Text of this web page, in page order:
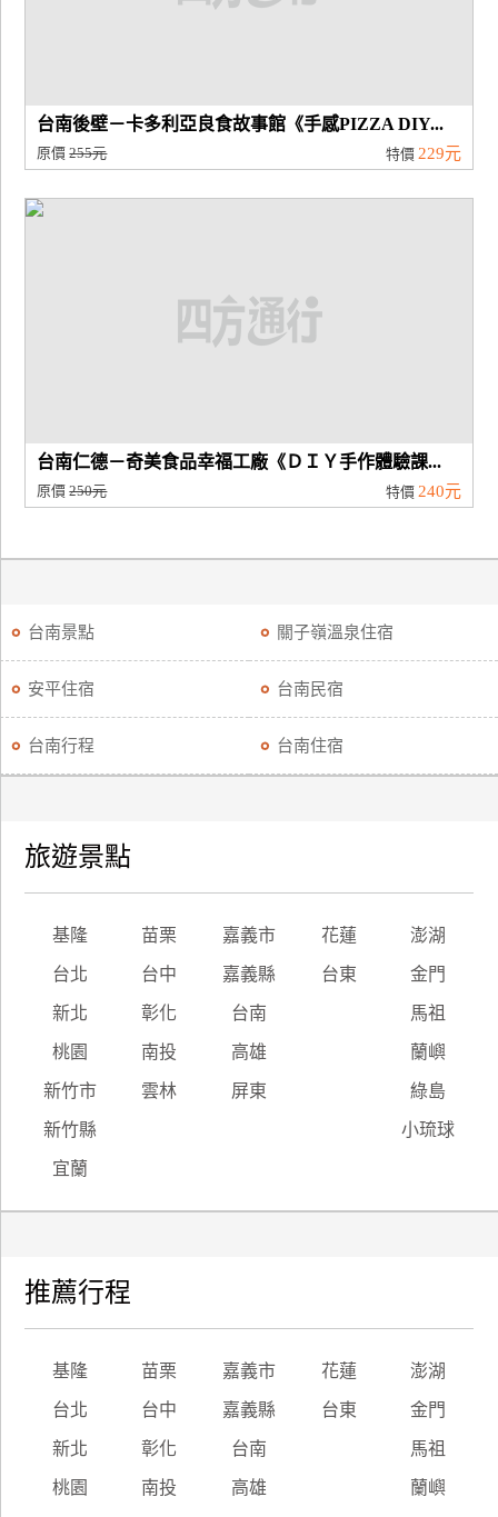
台南後壁－卡多利亞良食故事館《手感PIZZA DIY...
原價255元 特價 229元
台南仁德－奇美食品幸福工廠《ＤＩＹ手作體驗課...
原價250元 特價 240元
台南景點 關子嶺溫泉住宿
安平住宿 台南民宿
台南行程 台南住宿
旅遊景點
基隆 苗栗 嘉義市 花蓮 澎湖
台北 台中 嘉義縣 台東 金門
新北 彰化 台南 馬祖
桃園 南投 高雄 蘭嶼
新竹市 雲林 屏東 綠島
新竹縣 小琉球
宜蘭
推薦行程
基隆 苗栗 嘉義市 花蓮 澎湖
台北 台中 嘉義縣 台東 金門
新北 彰化 台南 馬祖
桃園 南投 高雄 蘭嶼